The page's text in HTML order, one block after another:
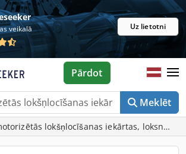
veikalā Uz lietotni
Meklēt
Pārdot
lokšņlocīšanas iekārtas, loksnes